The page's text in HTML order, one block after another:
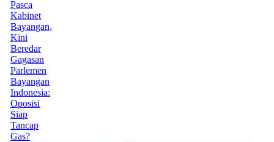
Pasca
Kabinet
Bayangan,
Kini
Beredar
Gagasan
Parlemen
Bayangan
Indonesia:
Oposisi
Siap
Tancap
Gas?